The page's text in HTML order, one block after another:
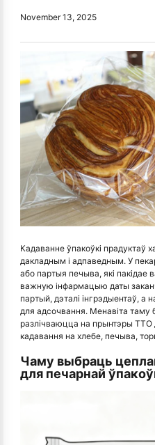
November 13, 2025
Кадаванне ўпакоўкі прадуктаў
дакладным і адпаведным. У
або партыя печыва, які пакідае
важную інфармацыю даты
партый, дэталі інгрэдыентаў,
для адсочвання. Менавіта
разлічваюцца на прынтэры TTO
кадавання на хлебе, печыва,
Чаму выбраць
для печарнай